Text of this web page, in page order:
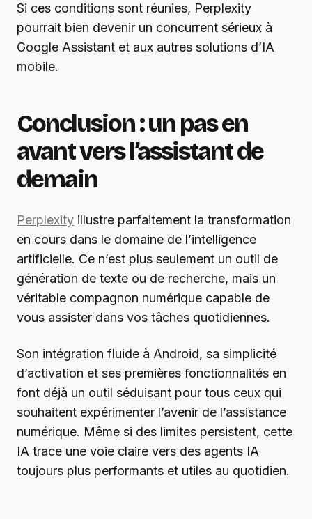
Si ces conditions sont réunies, Perplexity
pourrait bien devenir un concurrent sérieux à
Google Assistant et aux autres solutions d’IA
mobile.
Conclusion : un pas en
avant vers l’assistant de
demain
Perplexity illustre parfaitement la transformation
en cours dans le domaine de l’intelligence
artificielle. Ce n’est plus seulement un outil de
génération de texte ou de recherche, mais un
véritable compagnon numérique capable de
vous assister dans vos tâches quotidiennes.
Son intégration fluide à Android, sa simplicité
d’activation et ses premières fonctionnalités en
font déjà un outil séduisant pour tous ceux qui
souhaitent expérimenter l’avenir de l’assistance
numérique. Même si des limites persistent, cette
IA trace une voie claire vers des agents IA
toujours plus performants et utiles au quotidien.